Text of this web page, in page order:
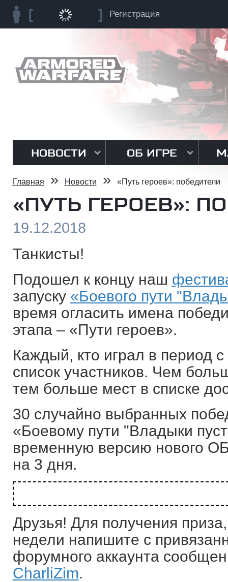
Регистрация
НОВОСТИ ОБ ИГРЕ
Главная » Новости » «Путь героев»: победители
«ПУТЬ ГЕРОЕВ»:
19.12.2018
Танкисты!
Подошел к концу наш
запуску «Боевого пути
время огласить имена
этапа – «Пути героев».
Каждый, кто играл в период
список участников. Чем
тем больше мест в списке
30 случайно выбранных
«Боевому пути "Владыки
временную версию нового
на 3 дня.
Друзья! Для получения
недели напишите с
форумного аккаунта
CharliZim.